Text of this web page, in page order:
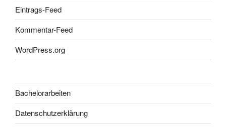
Eintrags-Feed
Kommentar-Feed
WordPress.org
Bachelorarbeiten
Datenschutzerklärung